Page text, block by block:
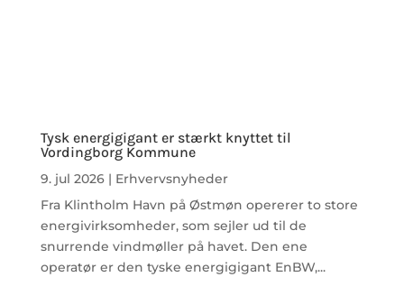
Tysk energigigant er stærkt knyttet til
Vordingborg Kommune
9. jul 2026| Erhvervsnyheder
Fra Klintholm Havn på Østmøn opererer to store
energivirksomheder, som sejler ud til de
snurrende vindmøller på havet. Den ene
operatør er den tyske energigigant EnBW,...